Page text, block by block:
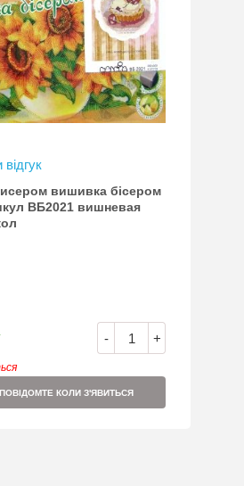
бісером
- +
ПОВІДОМТЕ КОЛИ З'ЯВИТЬСЯ